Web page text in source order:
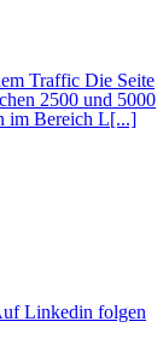
Traffic Die Seite
2500 und 5000
im Bereich L[...]